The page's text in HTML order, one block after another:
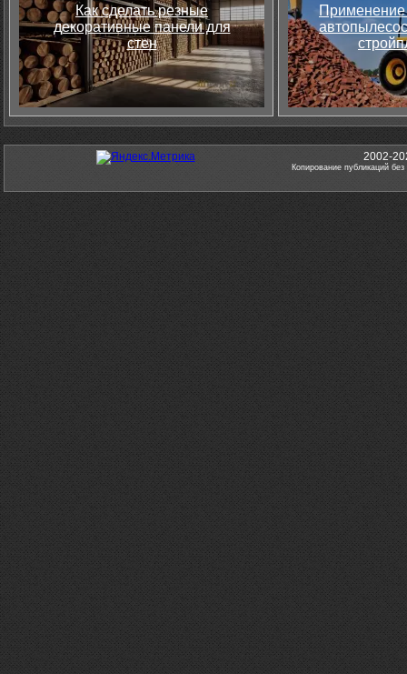
Как сделать резные
декоративные панели для
стен
Применение
2002-
Копирование публикаций